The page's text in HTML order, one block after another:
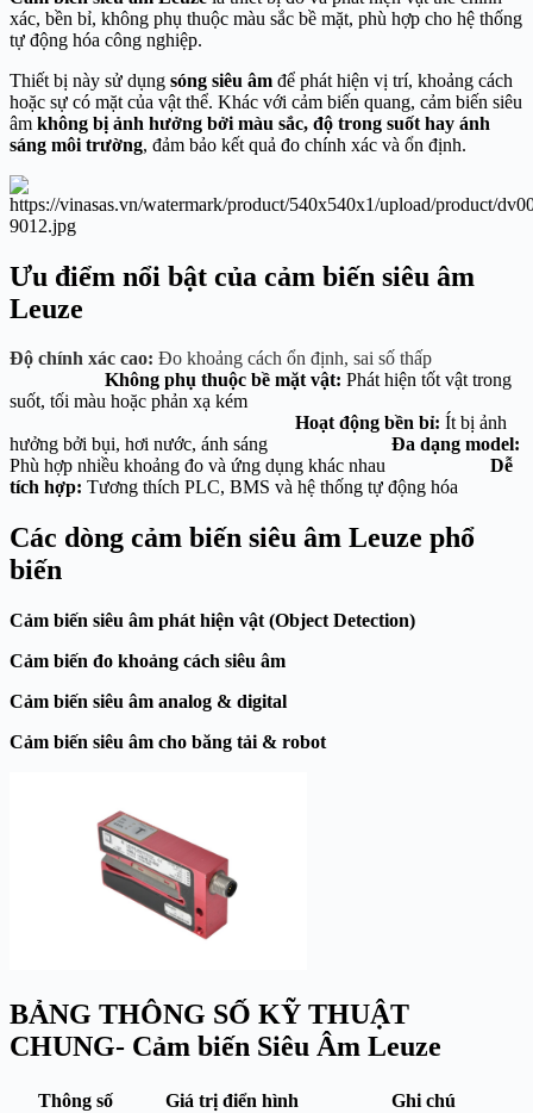
xác, bền bỉ, không phụ thuộc màu sắc bề mặt, phù hợp cho hệ thống
tự động hóa công nghiệp.
Thiết bị này sử dụng sóng siêu âm để phát hiện vị trí, khoảng cách
hoặc sự có mặt của vật thể. Khác với cảm biến quang, cảm biến siêu
âm không bị ảnh hưởng bởi màu sắc, độ trong suốt hay ánh
sáng môi trường, đảm bảo kết quả đo chính xác và ổn định.
Ưu điểm nổi bật của cảm biến siêu âm
Leuze
Độ chính xác cao: Đo khoảng cách ổn định, sai số thấp
Không phụ thuộc bề mặt vật: Phát hiện tốt vật trong
suốt, tối màu hoặc phản xạ kém
Hoạt động bền bỉ: Ít bị ảnh
hưởng bởi bụi, hơi nước, ánh sáng Đa dạng model:
Phù hợp nhiều khoảng đo và ứng dụng khác nhau Dễ
tích hợp: Tương thích PLC, BMS và hệ thống tự động hóa
Các dòng cảm biến siêu âm Leuze phổ
biến
Cảm biến siêu âm phát hiện vật (Object Detection)
Cảm biến đo khoảng cách siêu âm
Cảm biến siêu âm analog & digital
Cảm biến siêu âm cho băng tải & robot
BẢNG THÔNG SỐ KỸ THUẬT
CHUNG- Cảm biến Siêu Âm Leuze
Thông số Giá trị điển hình
Ghi chú